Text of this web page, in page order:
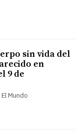
sin vida del
en
9 de
Mundo